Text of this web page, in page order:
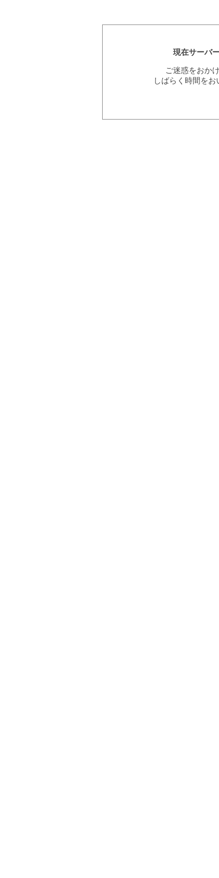
現在サーバ
ご迷惑をおか
しばらく時間を